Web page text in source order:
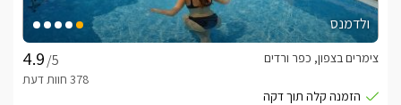
ולדמנס
/5
צימרים בצפון, כפר ורדים